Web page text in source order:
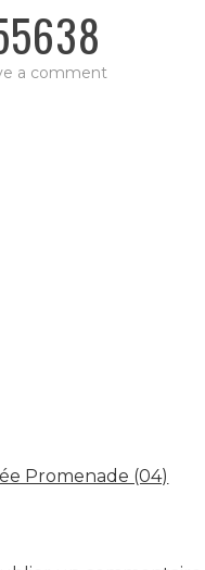
a comment
Promenade (04)